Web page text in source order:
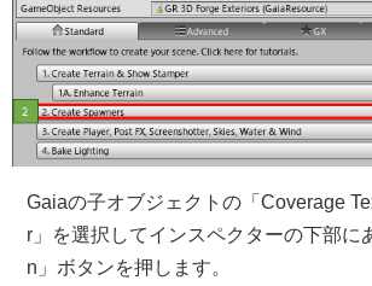
Gaiaの子オブジェクトの「Coverage
r」を選択してインスペクターの下部に
n」ボタンを押します。